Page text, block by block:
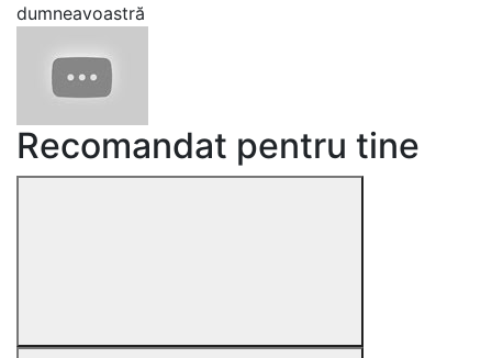
dumneavoastră
Recomandat pentru tine